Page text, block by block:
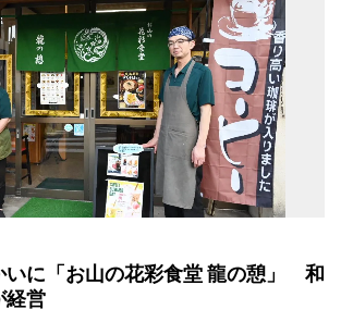
いに「お山の花彩食堂 龍の憩」 和
経営